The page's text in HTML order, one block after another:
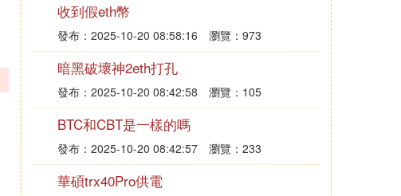
收到假eth幣
發布：2025-10-20 08:58:16 瀏覽：973
暗黑破壞神2eth打孔
發布：2025-10-20 08:42:58 瀏覽：105
BTC和CBT是一樣的嗎
發布：2025-10-20 08:42:57 瀏覽：233
華碩trx40Pro供電